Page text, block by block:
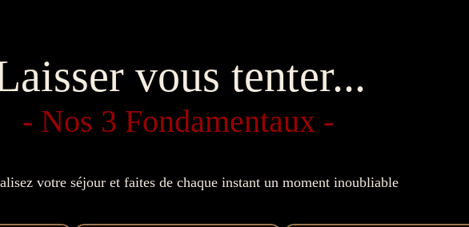
vous tenter...
- Nos 3 Fondamentaux -
votre séjour et faites de chaque instant un moment inoubliable